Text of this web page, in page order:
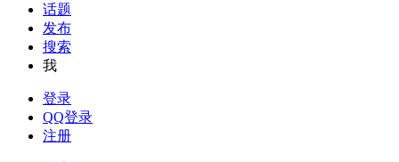
话题
发布
搜索
我
登录
QQ登录
注册